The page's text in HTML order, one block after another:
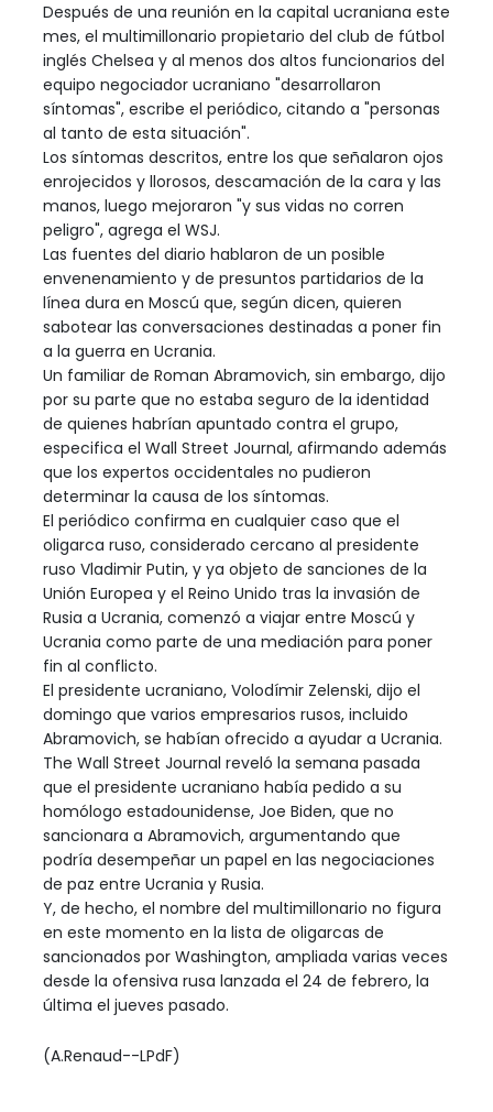
Después de una reunión en la capital ucraniana este
mes, el multimillonario propietario del club de fútbol
inglés Chelsea y al menos dos altos funcionarios del
equipo negociador ucraniano "desarrollaron
síntomas", escribe el periódico, citando a "personas
al tanto de esta situación".
Los síntomas descritos, entre los que señalaron ojos
enrojecidos y llorosos, descamación de la cara y las
manos, luego mejoraron "y sus vidas no corren
peligro", agrega el WSJ.
Las fuentes del diario hablaron de un posible
envenenamiento y de presuntos partidarios de la
línea dura en Moscú que, según dicen, quieren
sabotear las conversaciones destinadas a poner fin
a la guerra en Ucrania.
Un familiar de Roman Abramovich, sin embargo, dijo
por su parte que no estaba seguro de la identidad
de quienes habrían apuntado contra el grupo,
especifica el Wall Street Journal, afirmando además
que los expertos occidentales no pudieron
determinar la causa de los síntomas.
El periódico confirma en cualquier caso que el
oligarca ruso, considerado cercano al presidente
ruso Vladimir Putin, y ya objeto de sanciones de la
Unión Europea y el Reino Unido tras la invasión de
Rusia a Ucrania, comenzó a viajar entre Moscú y
Ucrania como parte de una mediación para poner
fin al conflicto.
El presidente ucraniano, Volodímir Zelenski, dijo el
domingo que varios empresarios rusos, incluido
Abramovich, se habían ofrecido a ayudar a Ucrania.
The Wall Street Journal reveló la semana pasada
que el presidente ucraniano había pedido a su
homólogo estadounidense, Joe Biden, que no
sancionara a Abramovich, argumentando que
podría desempeñar un papel en las negociaciones
de paz entre Ucrania y Rusia.
Y, de hecho, el nombre del multimillonario no figura
en este momento en la lista de oligarcas de
sancionados por Washington, ampliada varias veces
desde la ofensiva rusa lanzada el 24 de febrero, la
última el jueves pasado.
(A.Renaud--LPdF)